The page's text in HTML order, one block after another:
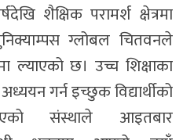
शैक्षिक परामर्श क्षेत्रमा
ग्लोबल चितवनले
ल्याएको छ। उच्च शिक्षाका
गर्न इच्छुक विद्यार्थीको
संस्थाले आइतबार